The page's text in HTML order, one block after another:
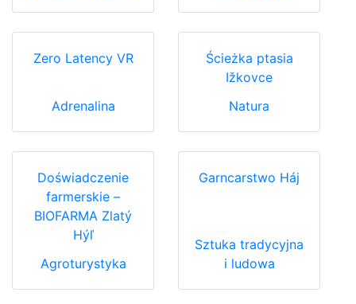
Zero Latency VR
Adrenalina
Ścieżka ptasia
Ižkovce
Natura
Doświadczenie
farmerskie –
BIOFARMA Zlatý
Hýľ
Agroturystyka
Garncarstwo Háj
Sztuka tradycyjna
i ludowa